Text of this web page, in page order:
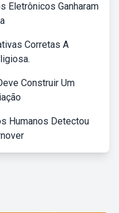
Eletrônicos Ganharam
Corretas A
Construir Um
Humanos Detectou